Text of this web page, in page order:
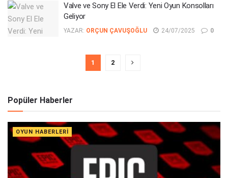
Valve ve Sony El Ele Verdi: Yeni Oyun Konsolları
Geliyor
YAZAR: ORÇUN ÇAVUŞOĞLU 24/07/2025 0
1 2
Popüler Haberler
OYUN HABERLERI